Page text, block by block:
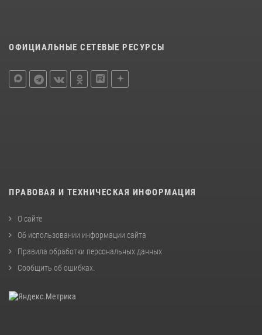
ОФИЦИАЛЬНЫЕ СЕТЕВЫЕ РЕСУРСЫ
ПРАВОВАЯ И ТЕХНИЧЕСКАЯ ИНФОРМАЦИЯ
О сайте
Об использовании информации сайта
Правила обработки персональных данных
Сообщить об ошибках